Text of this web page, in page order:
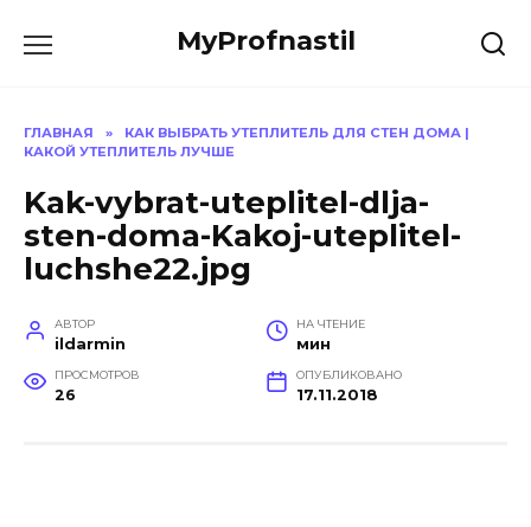
MyProfnastil
ГЛАВНАЯ »
КАК ВЫБРАТЬ УТЕПЛИТЕЛЬ ДЛЯ СТЕН ДОМА |
КАКОЙ УТЕПЛИТЕЛЬ ЛУЧШЕ
Kak-vybrat-uteplitel-dlja-
sten-doma-Kakoj-uteplitel-
luchshe22.jpg
АВТОР
ildarmin
НА ЧТЕНИЕ
мин
ПРОСМОТРОВ
26
ОПУБЛИКОВАНО
17.11.2018